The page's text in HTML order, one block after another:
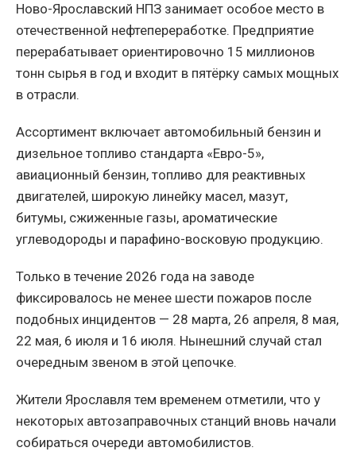
Ново-Ярославский НПЗ занимает особое место в
отечественной нефтепереработке. Предприятие
перерабатывает ориентировочно 15 миллионов
тонн сырья в год и входит в пятёрку самых мощных
в отрасли.
Ассортимент включает автомобильный бензин и
дизельное топливо стандарта «Евро-5»,
авиационный бензин, топливо для реактивных
двигателей, широкую линейку масел, мазут,
битумы, сжиженные газы, ароматические
углеводороды и парафино-восковую продукцию.
Только в течение 2026 года на заводе
фиксировалось не менее шести пожаров после
подобных инцидентов — 28 марта, 26 апреля, 8 мая,
22 мая, 6 июля и 16 июля. Нынешний случай стал
очередным звеном в этой цепочке.
Жители Ярославля тем временем отметили, что у
некоторых автозаправочных станций вновь начали
собираться очереди автомобилистов.